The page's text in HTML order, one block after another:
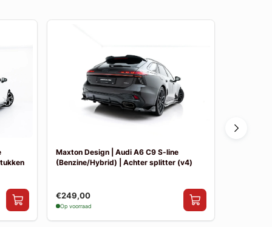
Maxton Design | Audi A6 C9 S-line
(Benzine/Hybrid) | Achter splitter (v4)
€249,00
Op voorraad